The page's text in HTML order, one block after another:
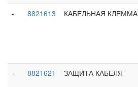
-
8821613 КАБЕЛЬНАЯ КЛЕММА
-
8821621 ЗАЩИТА КАБЕЛЯ